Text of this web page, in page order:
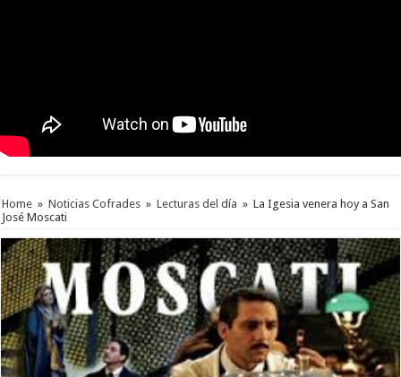
Home » Noticias Cofrades » Lecturas del día » La Igesia venera hoy a San
José Moscati